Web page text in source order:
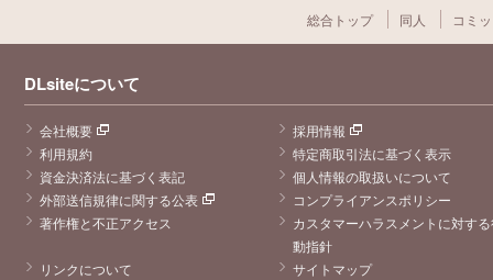
総合トップ 同人 コミ
DLsiteについて
会社概要
採用情報
利用規約
特定商取引法に基づく表示
資金決済法に基づく表記
個人情報の取扱いについて
外部送信規律に関する公表
コンプライアンスポリシー
著作権と不正アクセス
カスタマーハラスメントに対す
動指針
リンクについて
サイトマップ